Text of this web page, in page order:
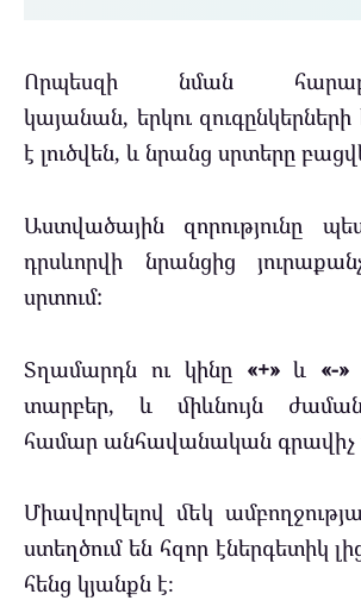
Որպեսզի նման
կայանան, երկու
է լուծվեն, և նրանց սրտերը
Աստվածային զորությունը
դրսևորվի նրանցից
սրտում:
Տղամարդն ու կինը «+»և «-»
տարբեր, և միևնույն
համար անհավանական գրավիչ
Միավորվելով մեկ
ստեղծում են հզոր էներգետիկ
հենց կյանքն է։